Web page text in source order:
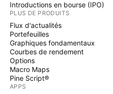
Introductions en bourse (IPO)
PLUS DE PRODUITS
Flux d'actualités
Portefeuilles
Graphiques fondamentaux
Courbes de rendement
Options
Macro Maps
Pine Script®
APPS